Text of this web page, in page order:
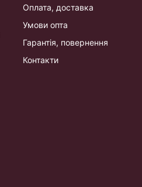
Оплата, доставка
Умови опта
Гарантія, повернення
Контакти